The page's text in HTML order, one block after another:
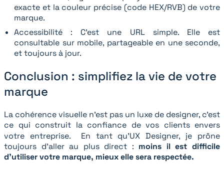
exacte et la couleur précise (code HEX/RVB) de votre
marque.
Accessibilité : C’est une URL simple. Elle est
consultable sur mobile, partageable en une seconde,
et toujours à jour.
Conclusion : simplifiez la vie de votre
marque
La cohérence visuelle n'est pas un luxe de designer, c'est
ce qui construit la confiance de vos clients envers
votre entreprise. En tant qu'UX Designer, je prône
toujours d’aller au plus direct : moins il est difficile
d'utiliser votre marque, mieux elle sera respectée.